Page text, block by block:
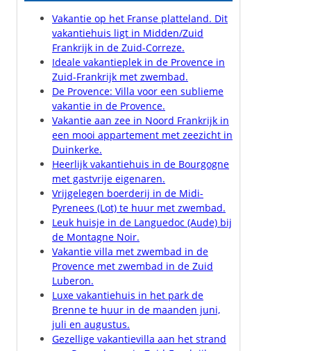
Vakantie op het Franse platteland. Dit
vakantiehuis ligt in Midden/Zuid
Frankrijk in de Zuid-Correze.
Ideale vakantieplek in de Provence in
Zuid-Frankrijk met zwembad.
De Provence: Villa voor een sublieme
vakantie in de Provence.
Vakantie aan zee in Noord Frankrijk in
een mooi appartement met zeezicht in
Duinkerke.
Heerlijk vakantiehuis in de Bourgogne
met gastvrije eigenaren.
Vrijgelegen boerderij in de Midi-
Pyrenees (Lot) te huur met zwembad.
Leuk huisje in de Languedoc (Aude) bij
de Montagne Noir.
Vakantie villa met zwembad in de
Provence met zwembad in de Zuid
Luberon.
Luxe vakantiehuis in het park de
Brenne te huur in de maanden juni,
juli en augustus.
Gezellige vakantievilla aan het strand